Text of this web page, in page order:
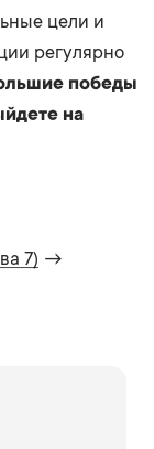
цели и
регулярно
победы
на
7) →